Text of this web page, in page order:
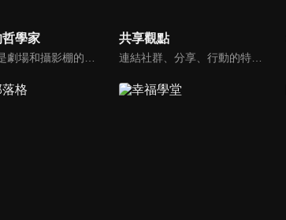
學家 共享觀點